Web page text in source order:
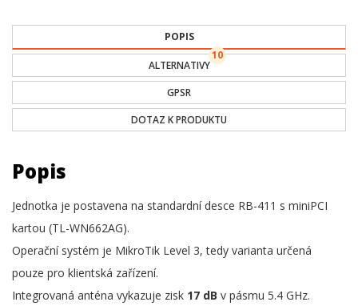
POPIS
ALTERNATIVY
10
GPSR
DOTAZ K PRODUKTU
Popis
Jednotka je postavena na standardní desce RB-411 s miniPCI
kartou (TL-WN662AG).
Operační systém je MikroTik Level 3, tedy varianta určená
pouze pro klientská zařízení.
Integrovaná anténa vykazuje zisk 17 dB v pásmu 5.4 GHz.